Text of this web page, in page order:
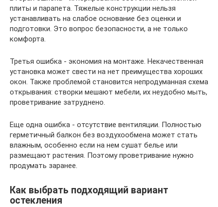
плиты и парапета. Тяжелые конструкции нельзя
устанавливать на слабое основание без оценки и
подготовки. Это вопрос безопасности, а не только
комфорта.
Третья ошибка - экономия на монтаже. Некачественная
установка может свести на нет преимущества хороших
окон. Также проблемой становится непродуманная схема
открывания: створки мешают мебели, их неудобно мыть,
проветривание затруднено.
Еще одна ошибка - отсутствие вентиляции. Полностью
герметичный балкон без воздухообмена может стать
влажным, особенно если на нем сушат белье или
размещают растения. Поэтому проветривание нужно
продумать заранее.
Как выбрать подходящий вариант
остекления